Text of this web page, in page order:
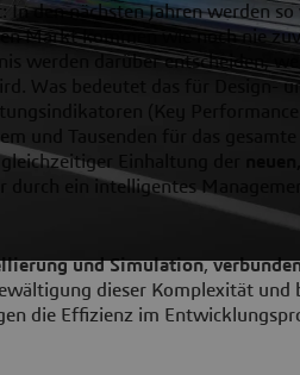
In den nächsten Jahren werden
Markt kommen wie noch nie
werden darüber entscheiden,
Was bedeutet das für Design-
(Key Performance
und Tausenden für das gesamte
Einhaltung der
durch ein intelligentes
und Simulation,
dieser Komplexität und
die Effizienz im